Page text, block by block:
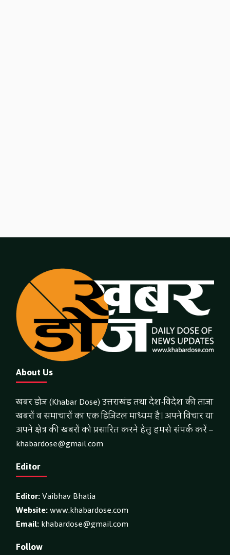
About Us
खबर डोज (Khabar Dose) उत्तराखंड तथा देश-विदेश की ताजा
खबरों व समाचारों का एक डिजिटल माध्यम है। अपने विचार या
अपने क्षेत्र की खबरों को प्रसारित करने हेतु हमसे संपर्क करें –
khabardose@gmail.com
Editor
Editor:Vaibhav Bhatia
Website:www.khabardose.com
Email:khabardose@gmail.com
Follow